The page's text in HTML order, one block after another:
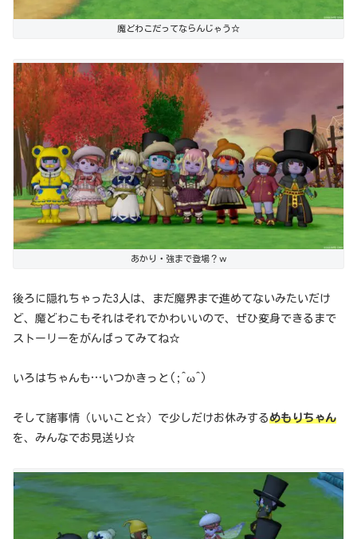
魔どわこだってならんじゃう☆
あかり・強まで登場？ｗ
後ろに隠れちゃった3人は、まだ魔界まで進めてないみたいだけ
ど、魔どわこもそれはそれでかわいいので、ぜひ変身できるまで
ストーリーをがんばってみてね☆
いろはちゃんも…いつかきっと(;^ω^)
そして諸事情（いいこと☆）で少しだけお休みするめもりちゃん
を、みんなでお見送り☆